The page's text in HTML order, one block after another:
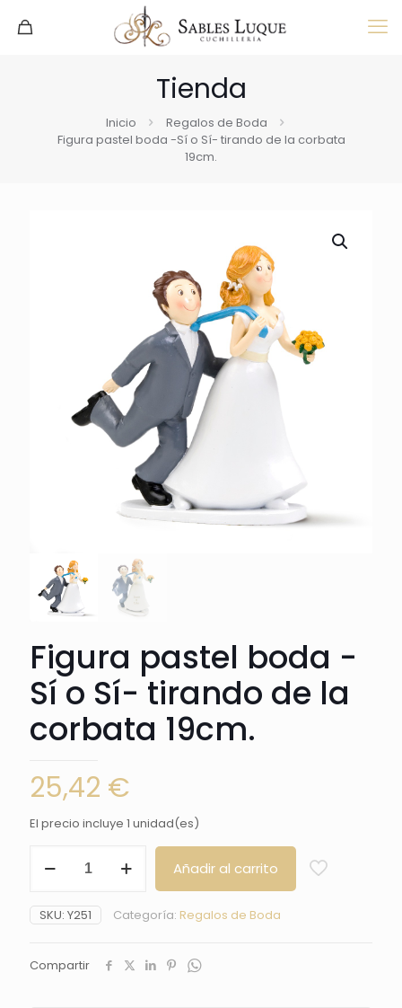
Tienda
Inicio
Regalos de Boda
Figura pastel boda -Sí o Sí- tirando de la corbata
19cm.
Figura pastel boda -
Sí o Sí- tirando de la
corbata 19cm.
25,42 €
El precio incluye 1 unidad(es)
pastel
-
Sí
tirando
Añadir al carrito
SKU: Y251 Categoría: Regalos de Boda
Compartir